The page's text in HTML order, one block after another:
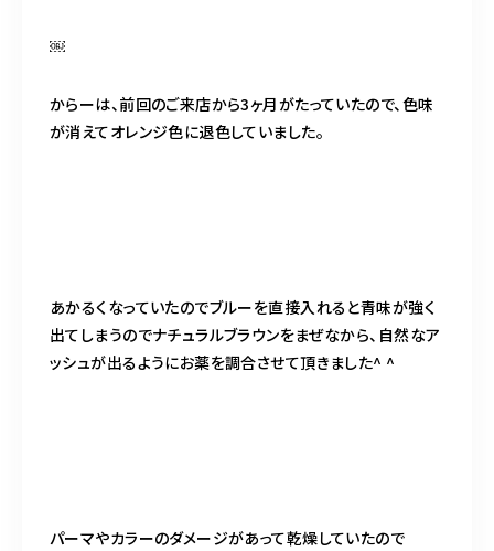
￼
からーは、前回のご来店から3ヶ月がたっていたので、色味
が消えてオレンジ色に退色していました。
あかるくなっていたのでブルーを直接入れると青味が強く
出てしまうのでナチュラルブラウンをまぜなから、自然なア
ッシュが出るようにお薬を調合させて頂きました^ ^
パーマやカラーのダメージがあって乾燥していたので